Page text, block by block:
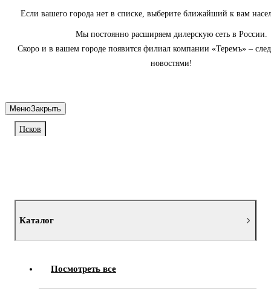
Если вашего города нет в списке, выберите ближайший к вам
Мы постоянно расширяем дилерскую сеть в России.
Скоро и в вашем городе появится филиал компании «Теремъ» –
новостями!
Псков
МенюЗакрыть
Каталог
Посмотреть все